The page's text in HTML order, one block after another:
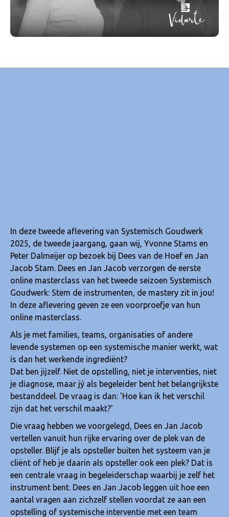
In deze tweede aflevering van Systemisch Goudwerk
2025, de tweede jaargang, gaan wij, Yvonne Stams en
Peter Dalmeijer op bezoek bij Dees van de Hoef en Jan
Jacob Stam. Dees en Jan Jacob verzorgen de eerste
online masterclass van het tweede seizoen Systemisch
Goudwerk: Stem de instrumenten, de mastery zit in jou!
In deze aflevering geven ze een voorproefje van hun
online masterclass.
Als je met families, teams, organisaties of andere
levende systemen op een systemische manier werkt, wat
is dan het werkende ingrediënt?
Dat ben jijzelf. Niet de opstelling, niet je interventies, niet
je diagnose, maar jý als begeleider bent het belangrijkste
bestanddeel. De vraag is dan: 'Hoe kan ik het verschil
zijn dat het verschil maakt?'
Die vraag hebben we voorgelegd, Dees en Jan Jacob
vertellen vanuit hun rijke ervaring over de plek van de
opsteller. Blijf je als opsteller buiten het systeem van je
cliënt of heb je daarin als opsteller ook een plek? Dat is
een centrale vraag in begeleiderschap waarbij je zelf het
instrument bent. Dees en Jan Jacob leggen uit hoe een
aantal vragen aan zichzelf stellen voordat ze aan een
opstelling of systemische interventie met een team